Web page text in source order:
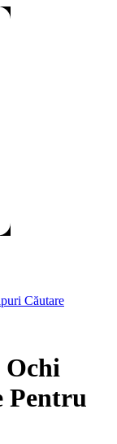
Căutare
Pentru